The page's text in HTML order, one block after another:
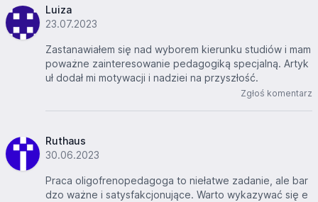
Luiza
23.07.2023
Zastanawiałem się nad wyborem kierunku studiów i mam
poważne zainteresowanie pedagogiką specjalną. Artyk
uł dodał mi motywacji i nadziei na przyszłość.
Zgłoś komentarz
Ruthaus
30.06.2023
Praca oligofrenopedagoga to niełatwe zadanie, ale bar
dzo ważne i satysfakcjonujące. Warto wykazywać się e